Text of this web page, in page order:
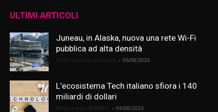
ULTIMI ARTICOLI
Juneau, in Alaska, nuova una rete Wi-Fi
pubblica ad alta densità
- 06/08/2026
L’ecosistema Tech italiano sfiora i 140
miliardi di dollari
- 06/08/2026